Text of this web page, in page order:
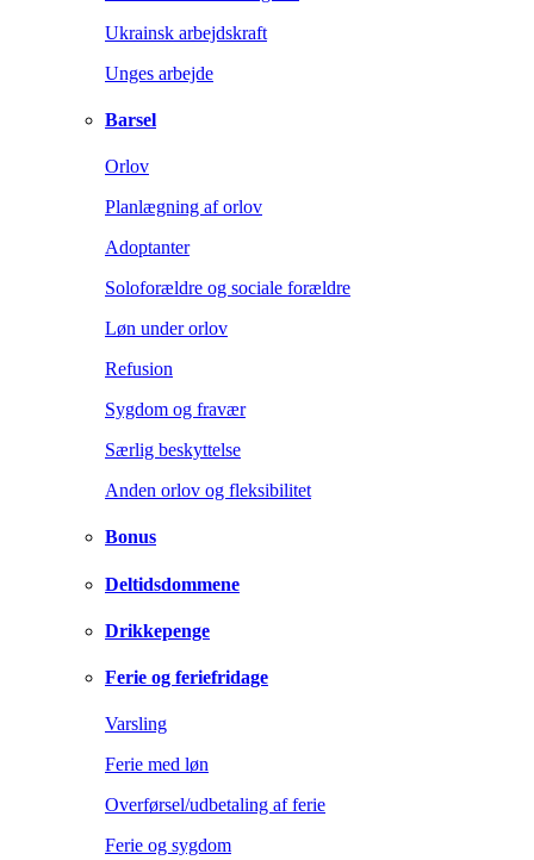
Ukrainsk arbejdskraft
Unges arbejde
Barsel
Orlov
Planlægning af orlov
Adoptanter
Soloforældre og sociale forældre
Løn under orlov
Refusion
Sygdom og fravær
Særlig beskyttelse
Anden orlov og fleksibilitet
Bonus
Deltidsdommene
Drikkepenge
Ferie og feriefridage
Varsling
Ferie med løn
Overførsel/udbetaling af ferie
Ferie og sygdom